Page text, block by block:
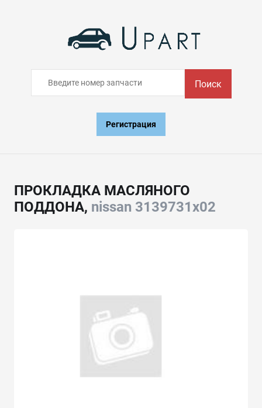
Поиск
Регистрация
ПРОКЛАДКА МАСЛЯНОГО
ПОДДОНА, nissan 3139731x02